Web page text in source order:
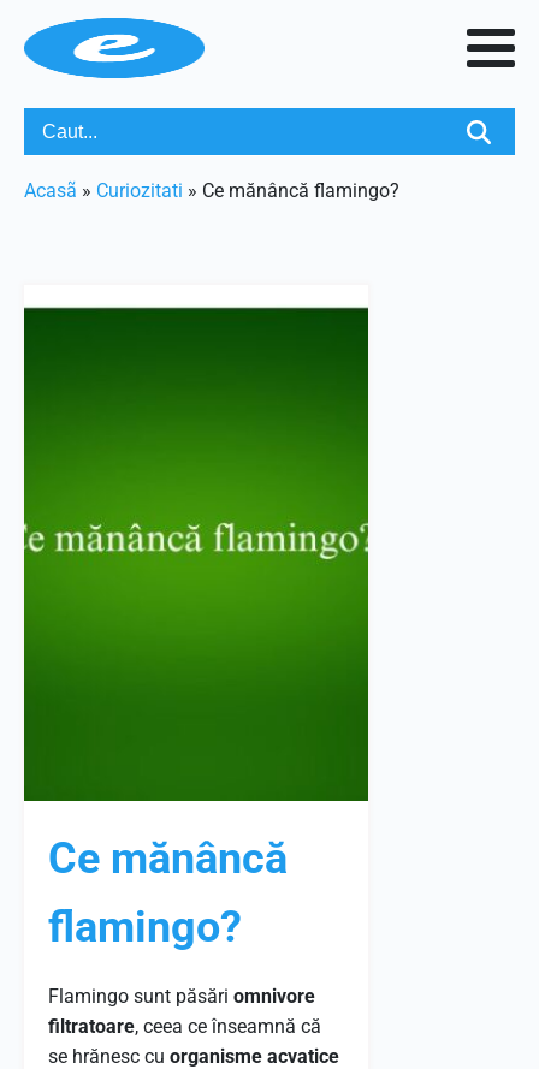
Acasã » Curiozitati » Ce mănâncă flamingo?
Ce mănâncă
flamingo?
Flamingo sunt păsări omnivore
filtratoare, ceea ce înseamnă că
se hrănesc cu organisme acvatice